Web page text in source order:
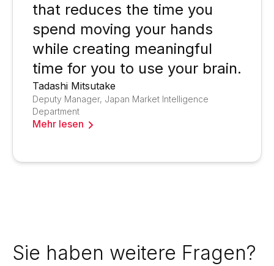
that reduces the time you
spend moving your hands
while creating meaningful
time for you to use your brain.
Tadashi Mitsutake
Deputy Manager, Japan Market Intelligence
Department
Mehr lesen
Sie haben weitere Fragen?